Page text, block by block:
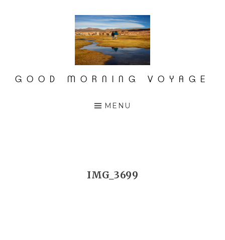
GOOD MORNING VOYAGE
MENU
IMG_3699